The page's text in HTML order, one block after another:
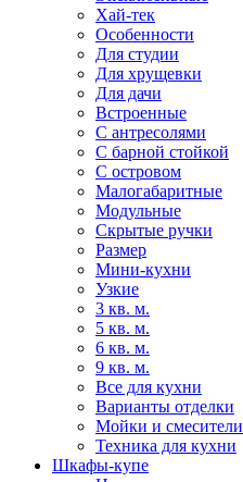
Хай-тек
Особенности
Для студии
Для хрущевки
Для дачи
Встроенные
С антресолями
С барной стойкой
С островом
Малогабаритные
Модульные
Скрытые ручки
Размер
Мини-кухни
Узкие
3 кв. м.
5 кв. м.
6 кв. м.
9 кв. м.
Все для кухни
Варианты отделки
Мойки и смесители
Техника для кухни
Шкафы-купе